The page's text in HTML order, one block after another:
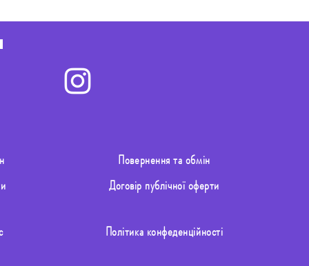
Повернення та обмін
Договір публічної оферти
Політика конфеденційності